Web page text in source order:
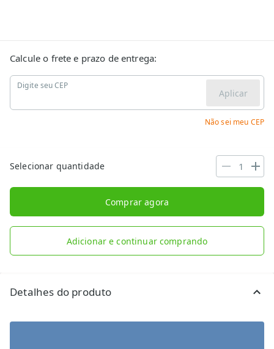
Calcule o frete e prazo de entrega:
Digite seu CEP
Aplicar
Não sei meu CEP
Selecionar quantidade
Comprar agora
Adicionar e continuar comprando
Detalhes do produto